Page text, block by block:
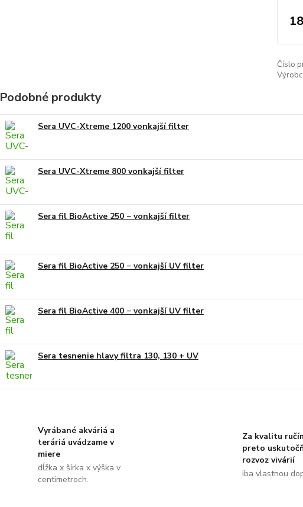
Číslo
Podobné produkty
Sera UVC-Xtreme 1200 vonkajší filter
Sera UVC-Xtreme 800 vonkajší filter
Sera fil BioActive 250 − vonkajší filter
Sera fil BioActive 250 − vonkajší UV filter
Sera fil BioActive 400 − vonkajší UV filter
Sera tesnenie hlavy filtra 130, 130 + UV
Vyrábané akváriá a
teráriá uvádzame v
miere
dĺžka x šírka x výška v
centimetroch.
Za kvalitu
preto
rozvoz vivárií
iba vlastnou